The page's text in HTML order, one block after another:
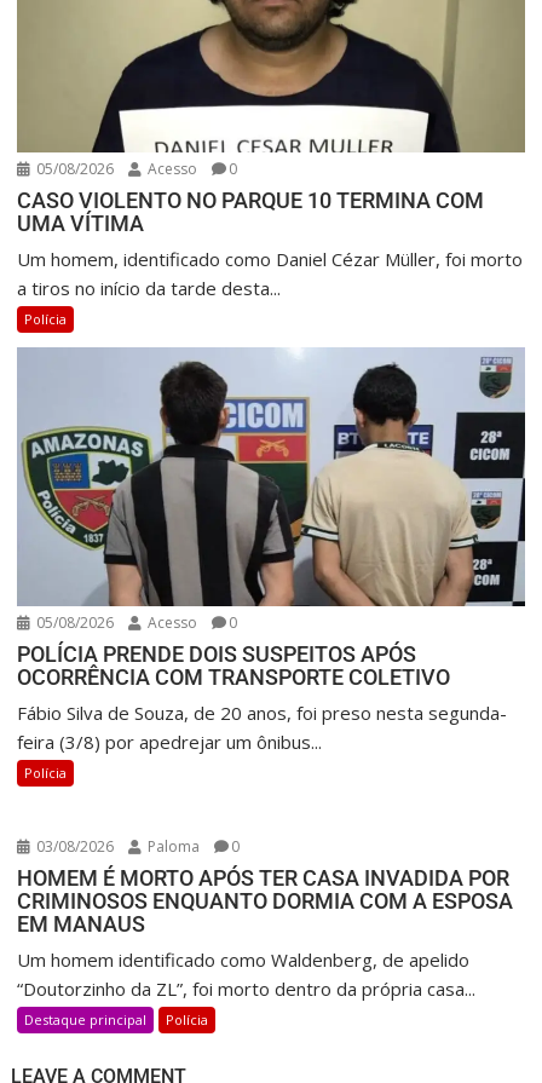
05/08/2026 Acesso 0
CASO VIOLENTO NO PARQUE 10 TERMINA COM
UMA VÍTIMA
Um homem, identificado como Daniel Cézar Müller, foi morto
a tiros no início da tarde desta...
Polícia
05/08/2026 Acesso 0
POLÍCIA PRENDE DOIS SUSPEITOS APÓS
OCORRÊNCIA COM TRANSPORTE COLETIVO
Fábio Silva de Souza, de 20 anos, foi preso nesta segunda-
feira (3/8) por apedrejar um ônibus...
Polícia
03/08/2026 Paloma 0
HOMEM É MORTO APÓS TER CASA INVADIDA POR
CRIMINOSOS ENQUANTO DORMIA COM A ESPOSA
EM MANAUS
Um homem identificado como Waldenberg, de apelido
“Doutorzinho da ZL”, foi morto dentro da própria casa...
Destaque principal Polícia
LEAVE A COMMENT